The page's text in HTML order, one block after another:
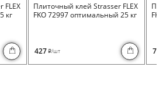
FLEX
кг
Плиточный клей Strasser FLEX
FKO 72997 оптимальный 25 кг
427 i/шт 730